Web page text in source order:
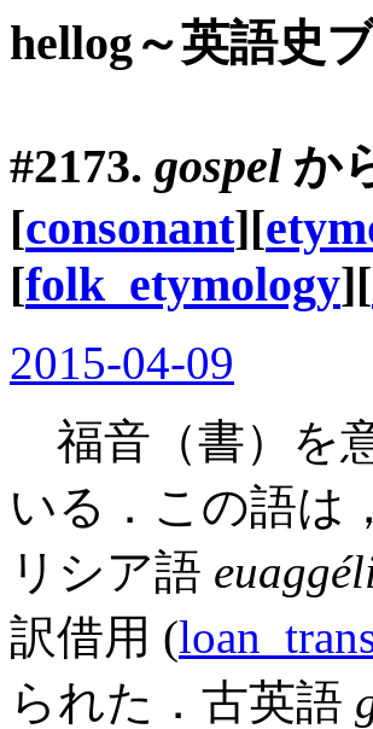
hellog～英語史
#2173. gospel か
[consonant][
[folk_etymology][
2015-04-09
福音（書）を
いる．この語は
リシア語
訳借用 (
られた．古英語